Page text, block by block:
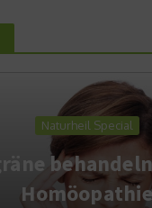
Naturheil Special
Homöopathie